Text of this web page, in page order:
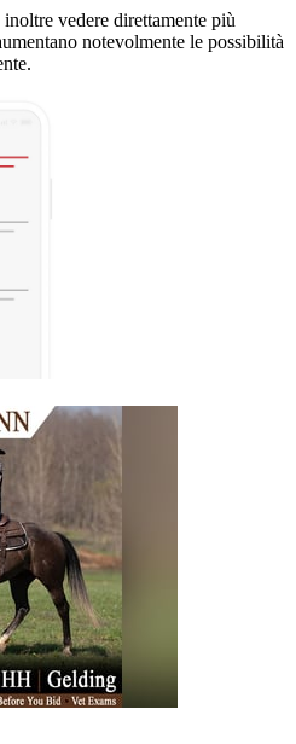
vedere direttamente più
notevolmente le possibilità